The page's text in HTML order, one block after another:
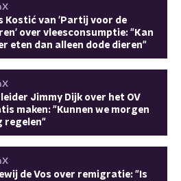
Kostić van 'Partij voor de
over vleesconsumptie: "Kan
eten dan alleen dode dieren"
Jimmy Dijk over het OV
maken: "Kunnen we morgen
regelen"
de Vos over remigratie: "Is